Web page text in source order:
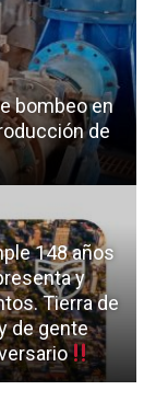
bombeo en
de
148 años
y
Tierra de
de gente